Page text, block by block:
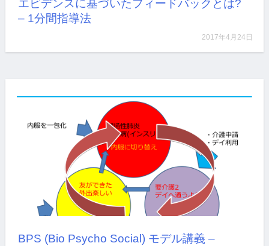
エビデンスに基づいたフィードバックとは?
– 1分間指導法
2017年4月24日
BPS (Bio Psycho Social) モデル講義 –
当科の専攻医(後期研修医)のためのポートフォリオ検